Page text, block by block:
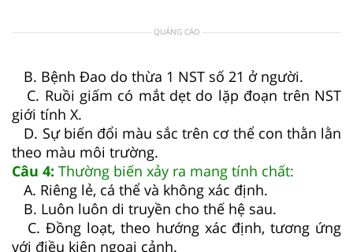
QUẢNG CÁO
B. Bệnh Đao do thừa 1 NST số 21 ở người.
C. Ruồi giấm có mắt dẹt do lặp đoạn trên NST
giới tính X.
D. Sự biến đổi màu sắc trên cơ thể con thằn lằn
theo màu môi trường.
Câu 4: Thường biến xảy ra mang tính chất:
A. Riêng lẻ, cá thể và không xác định.
B. Luôn luôn di truyền cho thế hệ sau.
C. Đồng loạt, theo hướng xác định, tương ứng
với điều kiện ngoại cảnh.